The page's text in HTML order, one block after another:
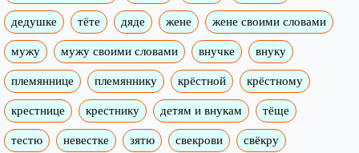
дедушке тёте дяде жене жене своими словами
мужу мужу своими словами внучке внуку
племяннице племяннику крёстной крёстному
крестнице крестнику детям и внукам тёще
тестю невестке зятю свекрови свёкру